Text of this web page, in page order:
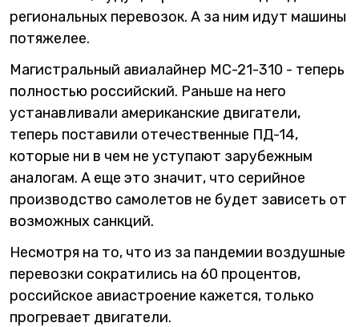
региональных перевозок. А за ним идут машины
потяжелее.
Магистральный авиалайнер МС-21-310 - теперь
полностью российский. Раньше на него
устанавливали американские двигатели,
теперь поставили отечественные ПД-14,
которые ни в чем не уступают зарубежным
аналогам. А еще это значит, что серийное
производство самолетов не будет зависеть от
возможных санкций.
Несмотря на то, что из за пандемии воздушные
перевозки сократились на 60 процентов,
российское авиастроение кажется, только
прогревает двигатели.